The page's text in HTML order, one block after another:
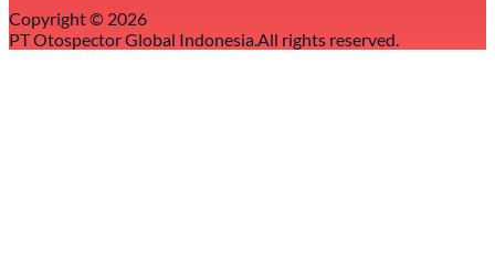
Copyright © 2026
PT Otospector Global Indonesia.All rights reserved.